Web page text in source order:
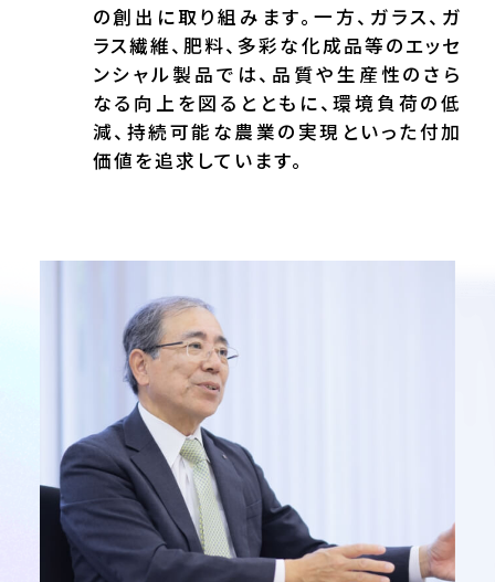
の創出に取り組みます。一方、ガラス、ガ
ラス繊維、肥料、多彩な化成品等のエッセ
ンシャル製品では、品質や生産性のさら
なる向上を図るとともに、環境負荷の低
減、持続可能な農業の実現といった付加
価値を追求しています。